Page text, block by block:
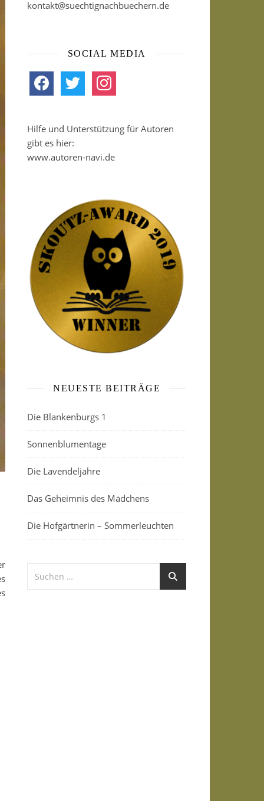
kontakt@suechtignachbuechern.de
SOCIAL MEDIA
facebook twitter instagram
Hilfe und Unterstützung für Autoren
gibt es hier:
www.autoren-navi.de
NEUESTE BEITRÄGE
Die Blankenburgs 1
Sonnenblumentage
Die Lavendeljahre
Das Geheimnis des Mädchens
Die Hofgärtnerin – Sommerleuchten